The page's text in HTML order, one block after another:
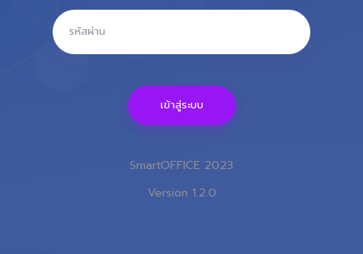
เข้าสู่ระบบ
SmartOFFICE 2023
Version 1.2.0